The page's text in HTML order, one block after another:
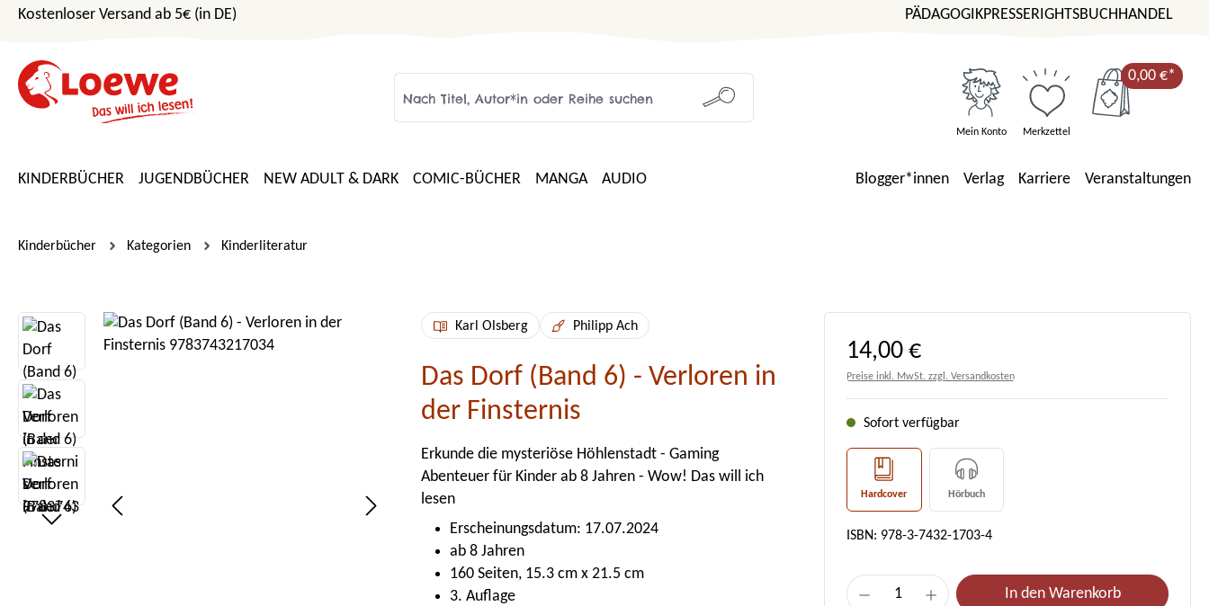
Hauptinhalt springen
Zur Suche springen
Zur Hauptnavigation springen
Kostenloser Versand ab 5€ (in DE) PÄDAGOGIKPRESSERIGHTSBUCHHANDEL
Mein Konto Merkzettel
0,00 €*
KINDERBÜCHER JUGENDBÜCHER NEW ADULT & DARK COMIC-BÜCHER MANGA AUDIO Blogger*innen Verlag Karriere Veranstaltungen
Kinderbücher Kategorien Kinderliteratur
Bildergalerie überspringen Karl Olsberg Philipp Ach
Das Dorf (Band 6) - Verloren in
der Finsternis
Erkunde die mysteriöse Höhlenstadt - Gaming
Abenteuer für Kinder ab 8 Jahren - Wow! Das will ich
lesen
Erscheinungsdatum: 17.07.2024
ab 8 Jahren
160 Seiten, 15.3 cm x 21.5 cm
3. Auflage
Regulärer Preis:
14,00 €
Preise inkl. MwSt. zzgl. Versandkosten
Sofort verfügbar
Hardcover Hörbuch
ISBN: 978-3-7432-1703-4
Produkt Anzahl: Gib den gewünschten
In den Warenkorb